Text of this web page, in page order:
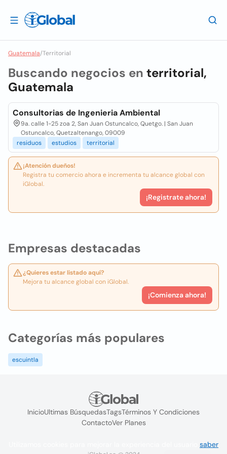
Guatemala/Territorial
Empresas destacadas
¿Quieres estar listado aquí?
Mejora tu alcance global con iGlobal.
¡Comienza ahora!
Buscando negocios en territorial,
Guatemala
Consultorias de Ingenieria Ambiental
9a. calle 1-25 zoa 2, San Juan Ostuncalco, Quetgo. | San Juan
Ostuncalco, Quetzaltenango, 09009
residuos
estudios territorial
¡Atención dueños!
Registra tu comercio ahora e incrementa tu alcance global con
iGlobal.
¡Registrate ahora!
Categorías más populares
escuintla
InicioUltimas BúsquedasTagsTérminos Y Condiciones
ContactoVer Planes
saber